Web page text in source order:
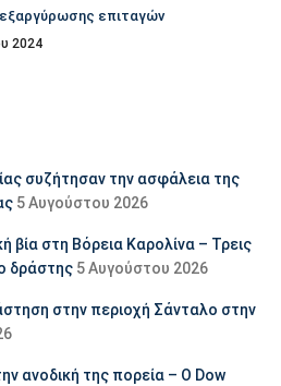
εξαργύρωσης επιταγών
2024
συζήτησαν την ασφάλεια της
5 Αυγούστου 2026
βία στη Βόρεια Καρολίνα – Τρεις
δράστης 5 Αυγούστου 2026
στην περιοχή Σάνταλο στην
ανοδική της πορεία – Ο Dow